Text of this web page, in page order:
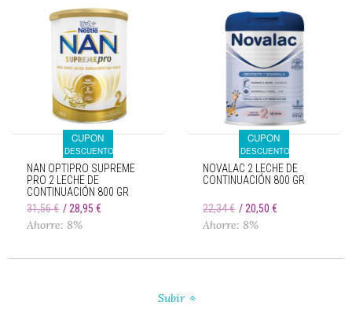
CUPON
DESCUENTO
NAN OPTIPRO SUPREME
PRO 2 LECHE DE
CONTINUACIÓN 800 GR
31,56 €
28,95 €
Ahorre: 8%
CUPON
DESCUENTO
NOVALAC 2 LECHE DE
CONTINUACIÓN 800 GR
22,34 € 20,50 €
Ahorre: 8%
Subir